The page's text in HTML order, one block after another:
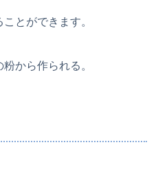
とができます。
から作られる。